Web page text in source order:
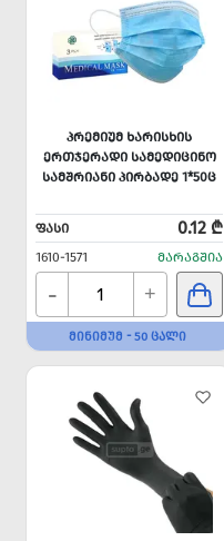
ᲞᲠᲔᲛᲘᲣᲛ ᲮᲐᲠᲘᲡᲮᲘᲡ
ᲔᲠᲗᲯᲔᲠᲐᲓᲘ ᲡᲐᲛᲔᲓᲘᲪᲘᲜᲝ
ᲡᲐᲛᲨᲠᲘᲐᲜᲘ ᲞᲘᲠᲑᲐᲓᲔ 1*50Ც
ᲤᲐᲡᲘ 0.12 ₾
1610-1571 ᲛᲐᲠᲐᲒᲨᲘᲐ
- +
ᲛᲘᲜᲘᲛᲣᲛ - 50 ᲪᲐᲚᲘ